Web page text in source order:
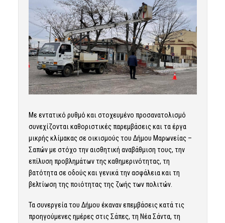
Με εντατικό ρυθμό και στοχευμένο προσανατολισμό
συνεχίζονται καθοριστικές παρεμβάσεις και τα έργα
μικρής κλίμακας σε οικισμούς του Δήμου Μαρωνείας –
Σαπών με στόχο την αισθητική αναβάθμιση τους, την
επίλυση προβλημάτων της καθημερινότητας, τη
βατότητα σε οδούς και γενικά την ασφάλεια και τη
βελτίωση της ποιότητας της ζωής των πολιτών.
Τα συνεργεία του Δήμου έκαναν επεμβάσεις κατά τις
προηγούμενες ημέρες στις Σάπες, τη Νέα Σάντα, τη